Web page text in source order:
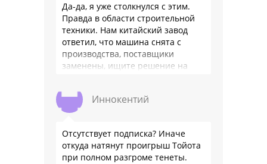
Да-да, я уже столкнулся с этим.
Правда в области строительной
техники. Нам китайский завод
ответил, что машина снята с
производства, поставщики
заменены, ищите решение на
официальном бланке …
Иннокентий
Отсутствует подписка? Иначе
откуда натянут проигрыш Тойота
при полном разгроме тенеты.